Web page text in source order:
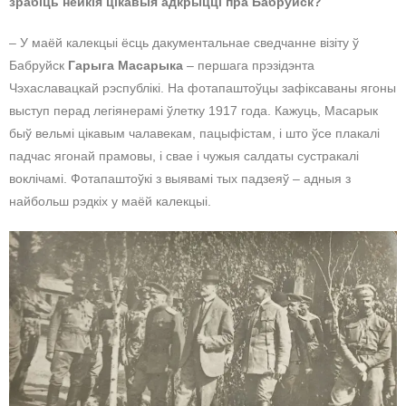
– У маёй калекцыі ёсць дакументальнае сведчанне візіту ў
Бабруйск Гарыга Масарыка – першага прэзідэнта
Чэхаславацкай рэспублікі. На фотапаштоўцы зафіксаваны ягоны
выступ перад легіянерамі ўлетку 1917 года. Кажуць, Масарык
быў вельмі цікавым чалавекам, пацыфістам, і што ўсе плакалі
падчас ягонай прамовы, і свае і чужыя салдаты сустракалі
воклічамі. Фотапаштоўкі з выявамі тых падзеяў – адныя з
найбольш рэдкіх у маёй калекцыі.